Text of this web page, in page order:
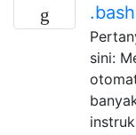
sini: